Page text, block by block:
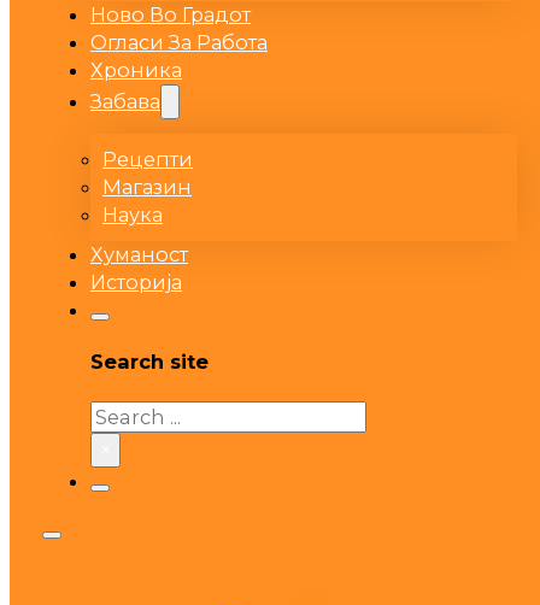
Ново Во Градот
Огласи За Работа
Хроника
Забава
Рецепти
Магазин
Наука
Хуманост
Историја
Search site
Search